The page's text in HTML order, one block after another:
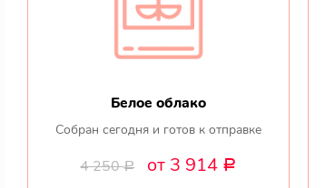
Белое облако
Собран сегодня и готов к отправке
4 250Р от 3 914 Р